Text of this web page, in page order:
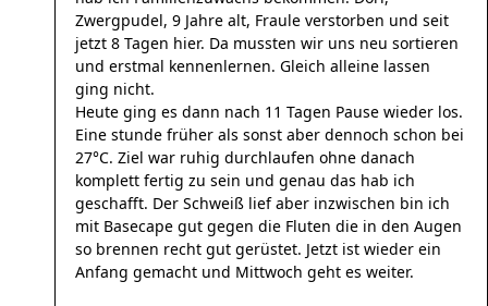
Zwergpudel, 9 Jahre alt, Fraule verstorben und seit
jetzt 8 Tagen hier. Da mussten wir uns neu sortieren
und erstmal kennenlernen. Gleich alleine lassen
ging nicht.
Heute ging es dann nach 11 Tagen Pause wieder los.
Eine stunde früher als sonst aber dennoch schon bei
27°C. Ziel war ruhig durchlaufen ohne danach
komplett fertig zu sein und genau das hab ich
geschafft. Der Schweiß lief aber inzwischen bin ich
mit Basecape gut gegen die Fluten die in den Augen
so brennen recht gut gerüstet. Jetzt ist wieder ein
Anfang gemacht und Mittwoch geht es weiter.